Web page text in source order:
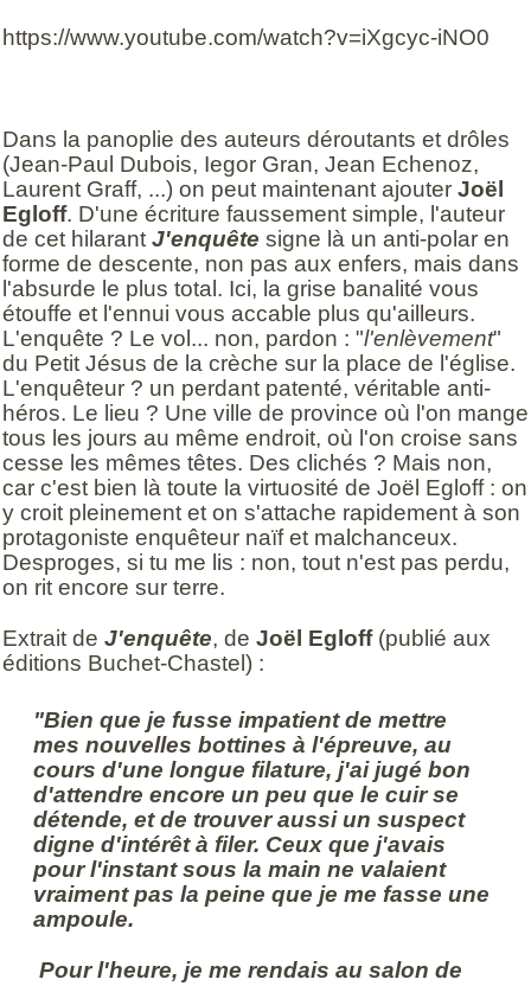
https://www.youtube.com/watch?v=iXgcyc-iNO0
Dans la panoplie des auteurs déroutants et drôles
(Jean-Paul Dubois, Iegor Gran, Jean Echenoz,
Laurent Graff, ...) on peut maintenant ajouter Joël
Egloff. D'une écriture faussement simple, l'auteur
de cet hilarant J'enquête signe là un anti-polar en
forme de descente, non pas aux enfers, mais dans
l'absurde le plus total. Ici, la grise banalité vous
étouffe et l'ennui vous accable plus qu'ailleurs.
L'enquête ? Le vol... non, pardon : "l'enlèvement"
du Petit Jésus de la crèche sur la place de l'église.
L'enquêteur ? un perdant patenté, véritable anti-
héros. Le lieu ? Une ville de province où l'on mange
tous les jours au même endroit, où l'on croise sans
cesse les mêmes têtes. Des clichés ? Mais non,
car c'est bien là toute la virtuosité de Joël Egloff : on
y croit pleinement et on s'attache rapidement à son
protagoniste enquêteur naïf et malchanceux.
Desproges, si tu me lis : non, tout n'est pas perdu,
on rit encore sur terre.
Extrait de J'enquête, de Joël Egloff(publié aux
éditions Buchet-Chastel) :
"Bien que je fusse impatient de mettre
mes nouvelles bottines à l'épreuve, au
cours d'une longue filature, j'ai jugé bon
d'attendre encore un peu que le cuir se
détende, et de trouver aussi un suspect
digne d'intérêt à filer. Ceux que j'avais
pour l'instant sous la main ne valaient
vraiment pas la peine que je me fasse une
ampoule.
Pour l'heure, je me rendais au salon de